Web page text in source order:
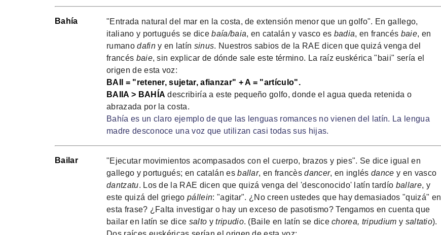
Bahía
"Entrada natural del mar en la costa, de extensión menor que un golfo". En gallego,
italiano y portugués se dicebaía/baia, en catalán y vasco es badia, en francés baie, en
rumanodafiny en latín sinus. Nuestros sabios de la RAE dicen que quizá venga del
francés baie, sin explicar de dónde sale este término. La raíz euskérica "baii" sería el
origen de esta voz:
BAII = "retener, sujetar, afianzar" + A = "artículo".
BAIIA > BAHÍA describiría a este pequeño golfo, donde el agua queda retenida o
abrazada por la costa.
Bahía es un claro ejemplo de que las lenguas romances no vienen del latín. La lengua
madre desconoce una voz que utilizan casi todas sus hijas.
Bailar
"Ejecutar movimientos acompasados con el cuerpo, brazos y pies". Se dice igual en
gallego y portugués; en catalán esballar, en francèsdancer, en inglésdance y en vasco
dantzatu. Los de la RAE dicen que quizá venga del 'desconocido' latín tardío ballare, y
este quizá del griegopállein: "agitar". ¿No creen ustedes que hay demasiados "quizá" en
esta frase? ¿Falta investigar o hay un exceso de pasotismo? Tengamos en cuenta que
bailar en latín se dice salto ytripudio. (Baile en latín se dicechorea, tripudium y saltatio).